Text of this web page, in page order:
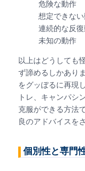
危険な動作
想定できな
連続的な反
未知の動作
以上はどうしても
ず諦めるしかあり
をグッぼるに再現
トレ、キャンパシ
克服ができる方法
良のアドバイスを
個別性と専門